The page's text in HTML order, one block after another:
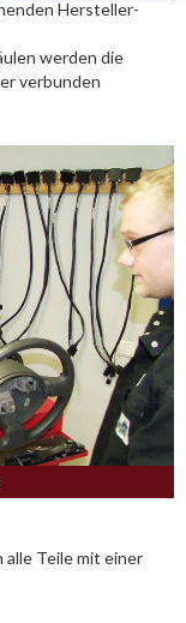
Hersteller-
werden die
verbunden
Teile mit einer